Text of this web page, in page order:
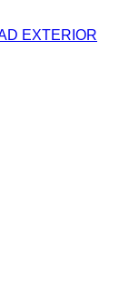
EXTERIOR